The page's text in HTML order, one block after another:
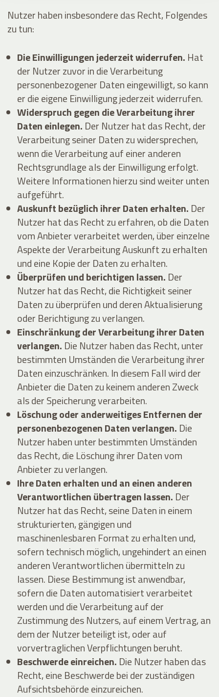
Nutzer haben insbesondere das Recht, Folgendes
zu tun:
Die Einwilligungen jederzeit widerrufen. Hat
der Nutzer zuvor in die Verarbeitung
personenbezogener Daten eingewilligt, so kann
er die eigene Einwilligung jederzeit widerrufen.
Widerspruch gegen die Verarbeitung ihrer
Daten einlegen. Der Nutzer hat das Recht, der
Verarbeitung seiner Daten zu widersprechen,
wenn die Verarbeitung auf einer anderen
Rechtsgrundlage als der Einwilligung erfolgt.
Weitere Informationen hierzu sind weiter unten
aufgeführt.
Auskunft bezüglich ihrer Daten erhalten. Der
Nutzer hat das Recht zu erfahren, ob die Daten
vom Anbieter verarbeitet werden, über einzelne
Aspekte der Verarbeitung Auskunft zu erhalten
und eine Kopie der Daten zu erhalten.
Überprüfen und berichtigen lassen. Der
Nutzer hat das Recht, die Richtigkeit seiner
Daten zu überprüfen und deren Aktualisierung
oder Berichtigung zu verlangen.
Einschränkung der Verarbeitung ihrer Daten
verlangen. Die Nutzer haben das Recht, unter
bestimmten Umständen die Verarbeitung ihrer
Daten einzuschränken. In diesem Fall wird der
Anbieter die Daten zu keinem anderen Zweck
als der Speicherung verarbeiten.
Löschung oder anderweitiges Entfernen der
personenbezogenen Daten verlangen. Die
Nutzer haben unter bestimmten Umständen
das Recht, die Löschung ihrer Daten vom
Anbieter zu verlangen.
Ihre Daten erhalten und an einen anderen
Verantwortlichen übertragen lassen. Der
Nutzer hat das Recht, seine Daten in einem
strukturierten, gängigen und
maschinenlesbaren Format zu erhalten und,
sofern technisch möglich, ungehindert an einen
anderen Verantwortlichen übermitteln zu
lassen. Diese Bestimmung ist anwendbar,
sofern die Daten automatisiert verarbeitet
werden und die Verarbeitung auf der
Zustimmung des Nutzers, auf einem Vertrag, an
dem der Nutzer beteiligt ist, oder auf
vorvertraglichen Verpflichtungen beruht.
Beschwerde einreichen. Die Nutzer haben das
Recht, eine Beschwerde bei der zuständigen
Aufsichtsbehörde einzureichen.